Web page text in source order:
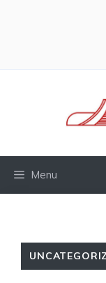
Menu